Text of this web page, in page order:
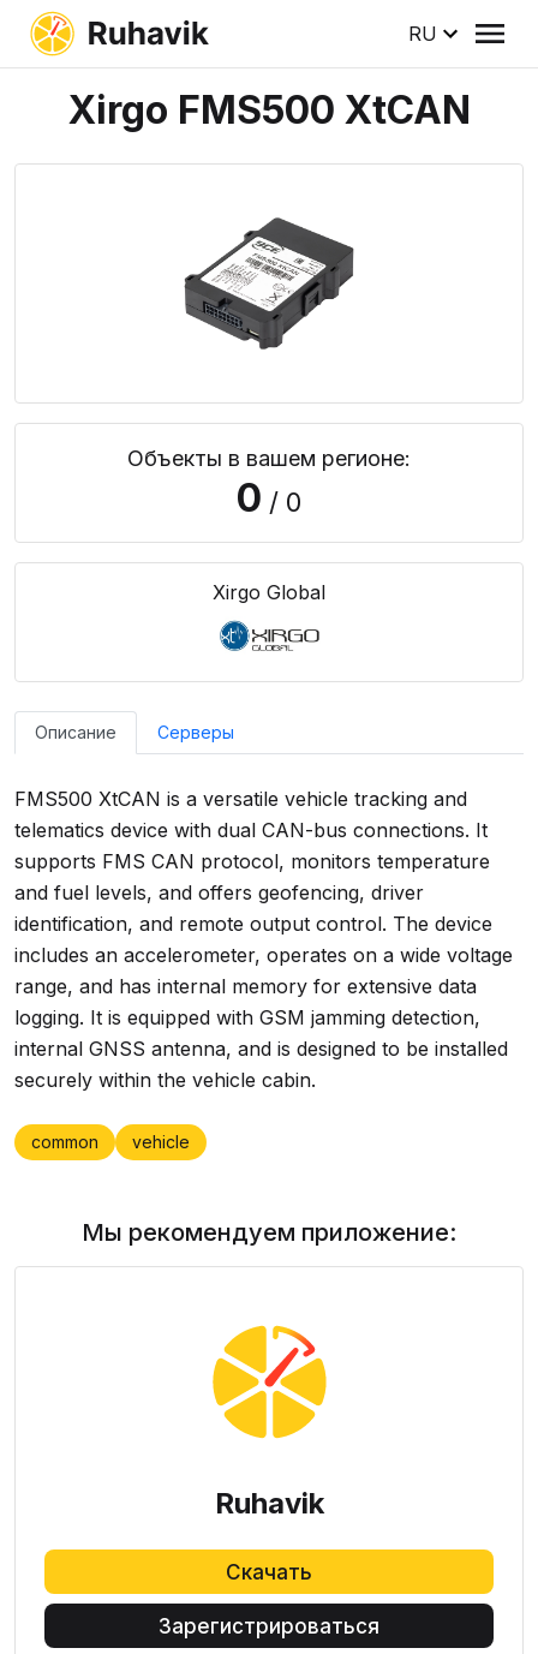
RU
Xirgo FMS500 XtCAN
Объекты в вашем регионе:
0 / 0
Xirgo Global
Описание Серверы
FMS500 XtCAN is a versatile vehicle tracking and
telematics device with dual CAN-bus connections. It
supports FMS CAN protocol, monitors temperature
and fuel levels, and offers geofencing, driver
identification, and remote output control. The device
includes an accelerometer, operates on a wide voltage
range, and has internal memory for extensive data
logging. It is equipped with GSM jamming detection,
internal GNSS antenna, and is designed to be installed
securely within the vehicle cabin.
common vehicle
Мы рекомендуем приложение:
Ruhavik
Скачать
Зарегистрироваться